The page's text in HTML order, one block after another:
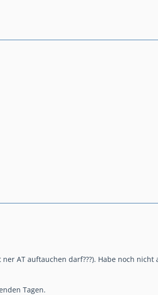
AT auftauchen darf???). Habe noch nicht
Tagen.